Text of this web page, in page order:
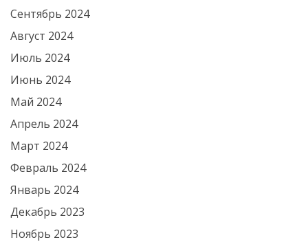
Сентябрь 2024
Август 2024
Июль 2024
Июнь 2024
Май 2024
Апрель 2024
Март 2024
Февраль 2024
Январь 2024
Декабрь 2023
Ноябрь 2023